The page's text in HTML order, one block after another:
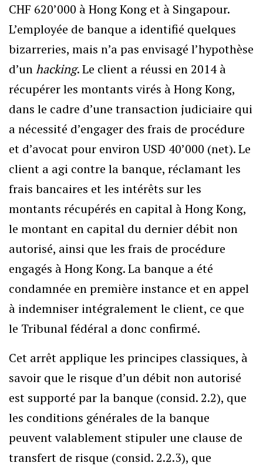
CHF 620’000 à Hong Kong et à Singapour.
L’employée de banque a identifié quelques
bizarreries, mais n’a pas envisagé l’hypothèse
d’unhacking. Le client a réussi en 2014 à
récupérer les montants virés à Hong Kong,
dans le cadre d’une transaction judiciaire qui
a nécessité d’engager des frais de procédure
et d’avocat pour environ USD 40’000 (net). Le
client a agi contre la banque, réclamant les
frais bancaires et les intérêts sur les
montants récupérés en capital à Hong Kong,
le montant en capital du dernier débit non
autorisé, ainsi que les frais de procédure
engagés à Hong Kong. La banque a été
condamnée en première instance et en appel
à indemniser intégralement le client, ce que
le Tribunal fédéral a donc confirmé.
Cet arrêt applique les principes classiques, à
savoir que le risque d’un débit non autorisé
est supporté par la banque (consid. 2.2), que
les conditions générales de la banque
peuvent valablement stipuler une clause de
transfert de risque (consid. 2.2.3), que